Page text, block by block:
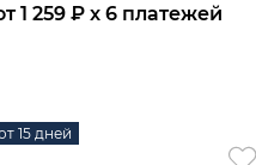
1 259 ₽ x 6 платежей
15 дней